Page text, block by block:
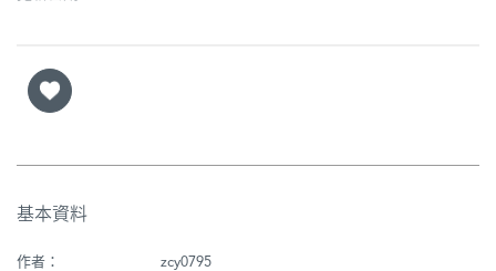
巴
基本資料
作者：
zcy0795